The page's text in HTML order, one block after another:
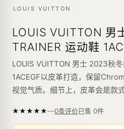
LOUIS VUITTON
LOUIS VUITTON 男
TRAINER 运动鞋
LOUIS VUITTON 男士 2023秋
1ACEGF以皮革打造，保留
视觉气质。细节上，皮革会是款
★★★★★—0条评价已售 0件